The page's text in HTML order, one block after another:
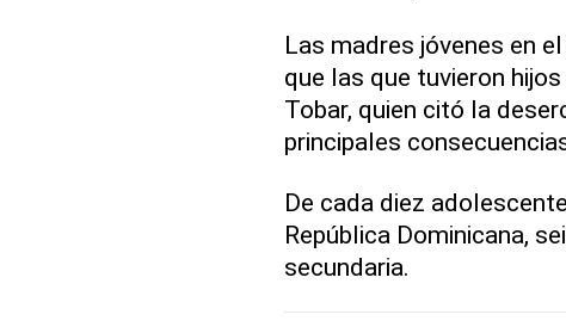
Las madres jóvenes en
que las que tuvieron
Tobar, quien citó la
principales
De cada diez
República Dominicana,
secundaria.